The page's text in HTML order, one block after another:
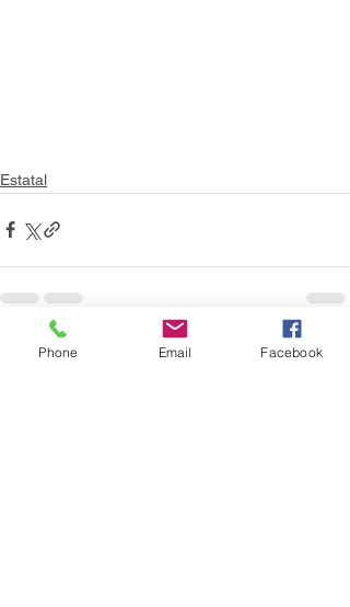
Estatal
Entradas recientes Ver todo
Phone Email Facebook